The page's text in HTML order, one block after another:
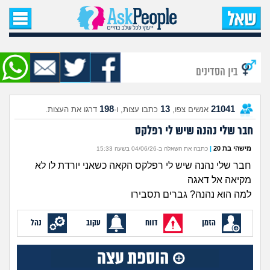
עמוד הבית
שאל שאלה
שאלות חדשות
שאלות שעוררו עניין
עצות חדשות
מתחם הטיפים
מדורים
בין הסדינים
21041 אנשים צפו, 13 כתבו עצות, ו-198 דרגו את העצות.
חבר שלי נהנה שיש לי רפלקס
מישהי בת 20 | כתבה את השאלה ב-04/06/26 בשעה 15:33
חבר שלי נהנה שיש לי רפלקס הקאה כשאני יורדת לו לא
מקיאה אל דאגה
למה הוא נהנה? גברים תסבירו
הזמן דווח עקוב נהל